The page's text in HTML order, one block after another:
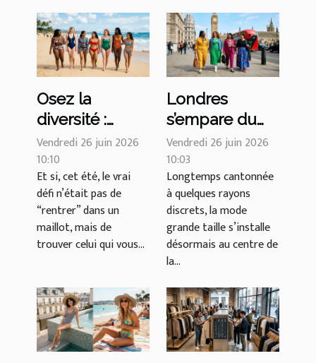
Osez la
diversité :
guide maillot
de bain et
morphologies
sans tabou
Vendredi 26 juin 2026
10:10
Et si, cet été, le vrai
défi n’était pas de
“rentrer” dans un
maillot, mais de
trouver celui qui vous...
Londres
s’empare du
conseil mode
grande taille, la
réinvention
des
silhouettes
affirmées
Vendredi 26 juin 2026
10:03
Longtemps cantonnée
à quelques rayons
discrets, la mode
grande taille s’installe
désormais au centre de
la...